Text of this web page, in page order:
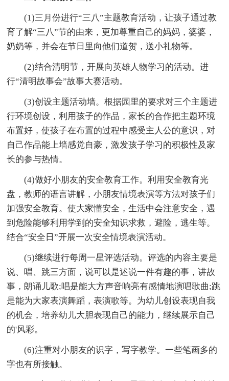
(1)三月份进行“三八”主题教育活动，让孩子通过教
育了解“三八”节的由来，更加尊重自己的妈妈，婆婆，
奶奶等，并会在节日里向他们道贺，送小礼物等。
(2)结合清明节，开展向英雄人物学习的活动。进
行“清明故事会”故事大赛活动。
(3)创设主题活动墙。根据园里的要求对三个主题进
行环境创设，利用孩子的作品，家长的合作把主题环境
布置好，使孩子在布置的过程中感受主人公的意识，对
自己作品能上墙感觉自豪，激发孩子学习的积极性及家
长的参与热情。
(4)做好小朋友的安全教育工作。利用安全教育光
盘，教师的语言讲解，小朋友情境表演等方法对孩子们
加强安全教育。使大家懂安全，生活中会注意安全，遇
到危险能够利用学到的安全知识求救，避险，逃生等。
结合“安全日”开展一次安全情境表演活动。
(5)继续进行每周一星评选活动。评选的内容主要是
说、唱、跳三方面，说可以是述说一件有趣的事，讲故
事，朗诵儿歌;唱是能大方声音响亮有感情地演唱歌曲;跳
是能为大家表演舞蹈，表演歌等。为幼儿创设表现自我
的机会，培养幼儿大胆表现自己的能力，继续展示自己
的'风彩。
(6)注重对小朋友的识字，写字教学。一些笔画多的
字也有所接触。